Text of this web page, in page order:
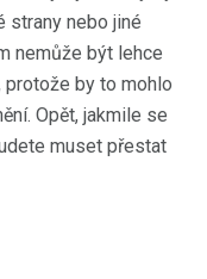
strany nebo jiné
nemůže být lehce
protože by to mohlo
Opět, jakmile se
muset přestat